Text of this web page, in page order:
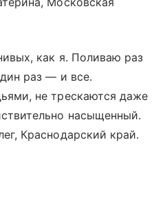
как я. Поливаю раз
раз — и все.
не трескаются даже
насыщенный.
Краснодарский край.